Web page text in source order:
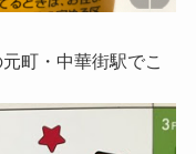
町・中華街駅でこ